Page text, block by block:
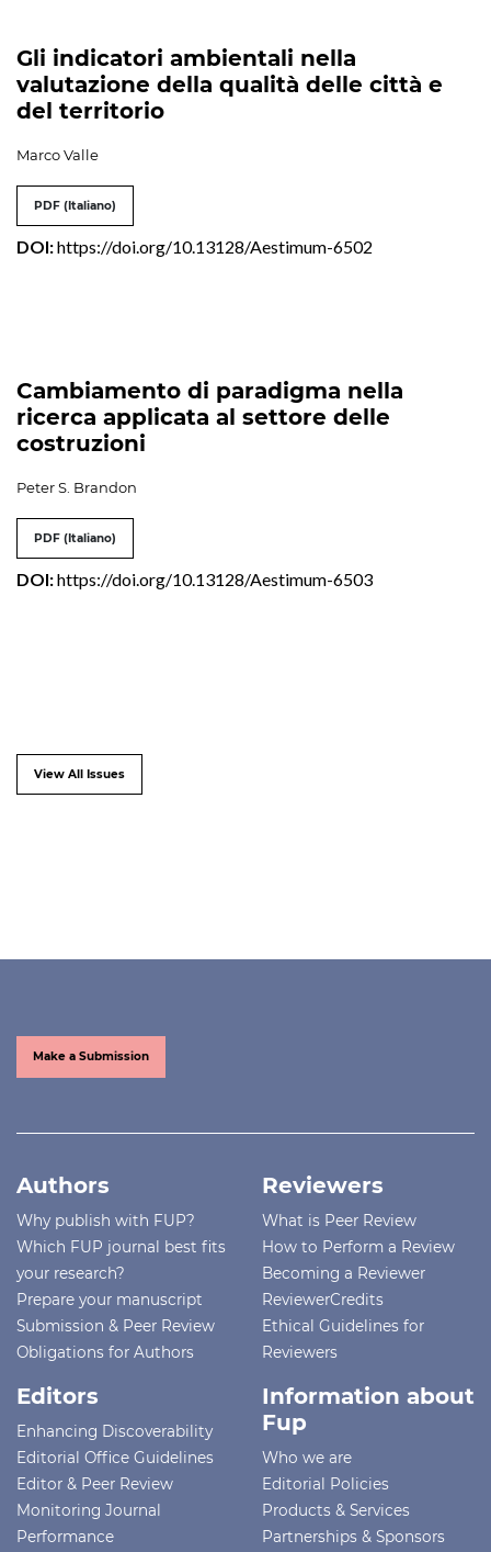
Gli indicatori ambientali nella
valutazione della qualità delle città e
del territorio
Marco Valle
PDF (Italiano)
DOI:https://doi.org/10.13128/Aestimum-6502
Cambiamento di paradigma nella
ricerca applicata al settore delle
costruzioni
Peter S. Brandon
PDF (Italiano)
DOI:https://doi.org/10.13128/Aestimum-6503
View All Issues
Make a Submission
Authors
Why publish with FUP?
Which FUP journal best fits
your research?
Prepare your manuscript
Submission & Peer Review
Obligations for Authors
Reviewers
What is Peer Review
How to Perform a Review
Becoming a Reviewer
ReviewerCredits
Ethical Guidelines for
Reviewers
Editors
Enhancing Discoverability
Editorial Office Guidelines
Editor & Peer Review
Monitoring Journal
Performance
Information about
Fup
Who we are
Editorial Policies
Products & Services
Partnerships & Sponsors